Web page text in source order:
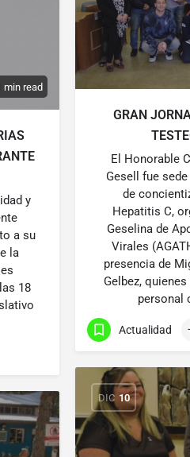
GRAN
El Honorable
Gesell fue
de
Hepatitis C,
Geselina de
Virales
presencia de
Gelbez,
personal
Actualidad
min read
y
a su
la
18
DIC 10